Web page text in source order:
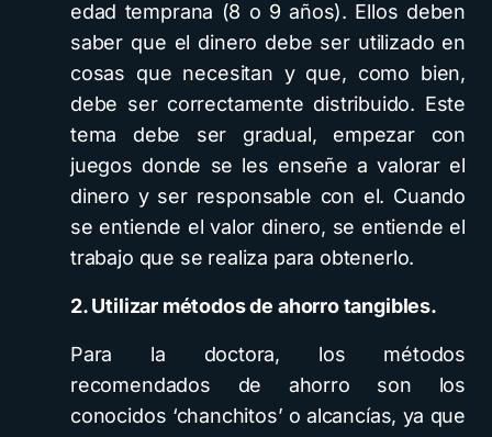
edad temprana (8 o 9 años). Ellos deben
saber que el dinero debe ser utilizado en
cosas que necesitan y que, como bien,
debe ser correctamente distribuido. Este
tema debe ser gradual, empezar con
juegos donde se les enseñe a valorar el
dinero y ser responsable con el. Cuando
se entiende el valor dinero, se entiende el
trabajo que se realiza para obtenerlo.
2. Utilizar métodos de ahorro tangibles.
Para la doctora, los métodos
recomendados de ahorro son los
conocidos ‘chanchitos’ o alcancías, ya que